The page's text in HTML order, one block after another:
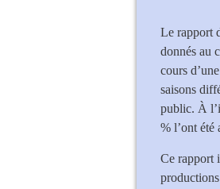
Le rapport
donnés au
cours
saisons
public. À
% l’ont été
Ce rapport